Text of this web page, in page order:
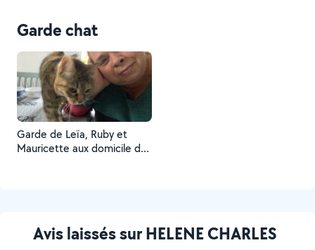
Garde chat
Garde de Leïa, Ruby et
Mauricette aux domicile des
Avis laissés sur HELENE CHARLES